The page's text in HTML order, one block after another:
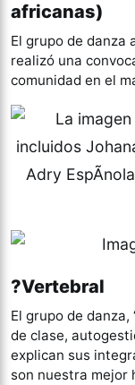
africanas)
El grupo de danza
realizó una
comunidad en el
?Vertebral
El grupo de
de clase,
explican sus
son nuestra mejor